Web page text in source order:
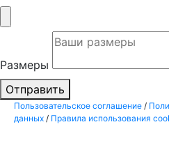
Размеры
Отправить
Пользовательское соглашение /
данных / Правила использования